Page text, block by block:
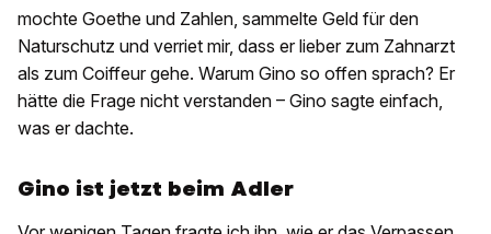
mochte Goethe und Zahlen, sammelte Geld für den
Naturschutz und verriet mir, dass er lieber zum Zahnarzt
als zum Coiffeur gehe. Warum Gino so offen sprach? Er
hätte die Frage nicht verstanden – Gino sagte einfach,
was er dachte.
Gino ist jetzt beim Adler